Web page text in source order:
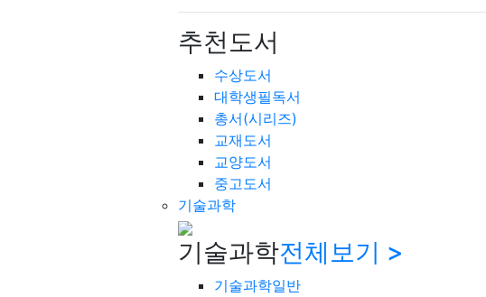
추천도서
수상도서
대학생필독서
총서(시리즈)
교재도서
교양도서
중고도서
기술과학
기술과학전체보기 >
기술과학일반